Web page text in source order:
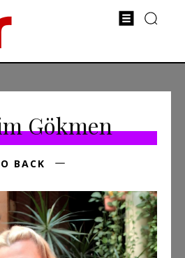
Gökmen
BACK